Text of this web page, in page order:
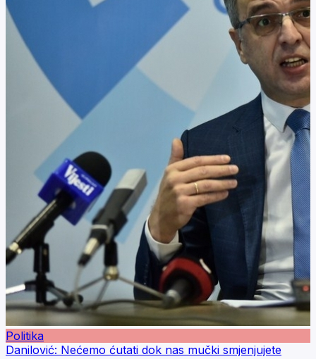
Politika
Danilović: Nećemo ćutati dok nas mučki smjenjujete